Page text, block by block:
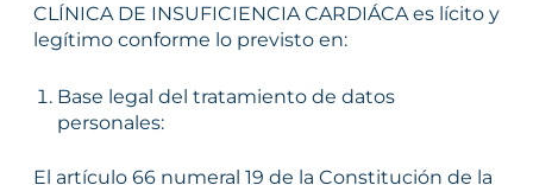
CLÍNICA DE INSUFICIENCIA CARDIÁCA es lícito y
legítimo conforme lo previsto en:
Base legal del tratamiento de datos
personales:
El artículo 66 numeral 19 de la Constitución de la